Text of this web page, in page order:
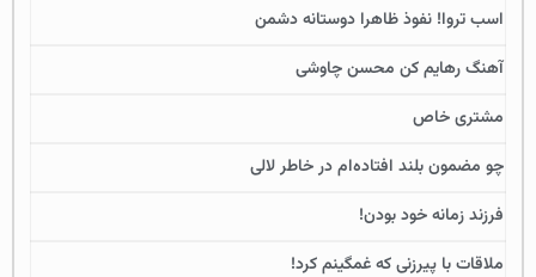
اسب تروا! نفوذ ظاهرا دوستانه دشمن
آهنگ رهایم کن محسن چاوشی
مشتری خاص
چو مضمون بلند افتاده‌ام در خاطر لالی
فرزند زمانه خود بودن!
ملاقات با پیرزنی که غمگینم کرد!